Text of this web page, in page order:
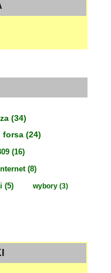
(34)
forsa (24)
(16)
(8)
(5) wybory (3)